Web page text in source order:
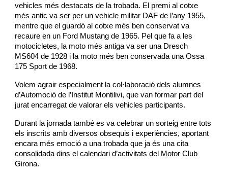
vehicles més destacats de la trobada. El premi al cotxe
més antic va ser per un vehicle militar DAF de l’any 1955,
mentre que el guardó al cotxe més ben conservat va
recaure en un Ford Mustang de 1965. Pel que fa a les
motocicletes, la moto més antiga va ser una Dresch
MS604 de 1928 i la moto més ben conservada una Ossa
175 Sport de 1968.
Volem agrair especialment la col·laboració dels alumnes
d’Automoció de l’Institut Montilivi, que van formar part del
jurat encarregat de valorar els vehicles participants.
Durant la jornada també es va celebrar un sorteig entre tots
els inscrits amb diversos obsequis i experiències, aportant
encara més emoció a una trobada que ja és una cita
consolidada dins el calendari d’activitats del Motor Club
Girona.